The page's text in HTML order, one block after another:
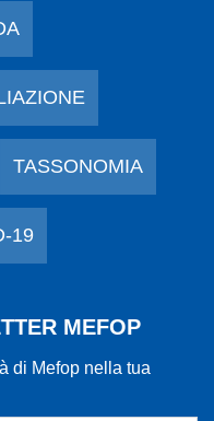
TASSONOMIA
19
MEFOP
di Mefop nella tua